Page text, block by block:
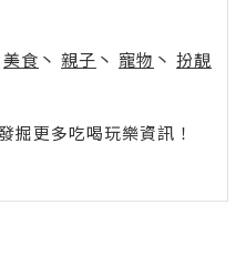
美食 丶 親子 丶 寵物 丶 扮靚
更多吃喝玩樂資訊！